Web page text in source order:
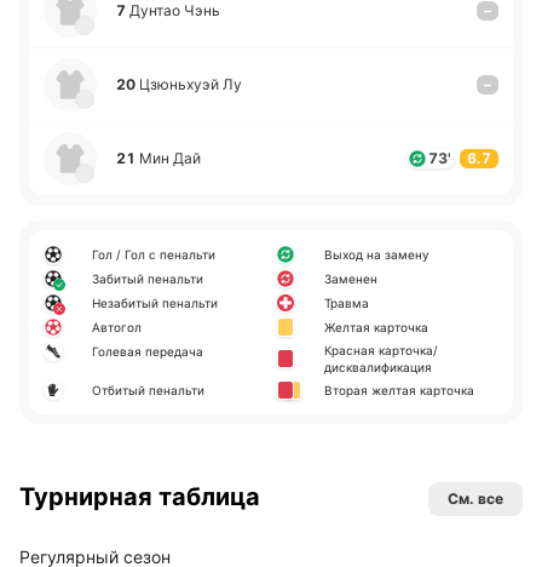
7 Дунтао Чэнь –
20 Цзю­ньхуэй Лу –
21 Мин Дай 73' 6.7
Гол / Гол с пенальти
Забитый пенальти
Незабитый пенальти
Автогол
Голевая передача
Отбитый пенальти
Выход на замену
Заменен
Травма
Желтая карточка
Красная карточка/
дисквалификация
Вторая желтая карточка
Турнирная таблица См. все
Регулярный сезон